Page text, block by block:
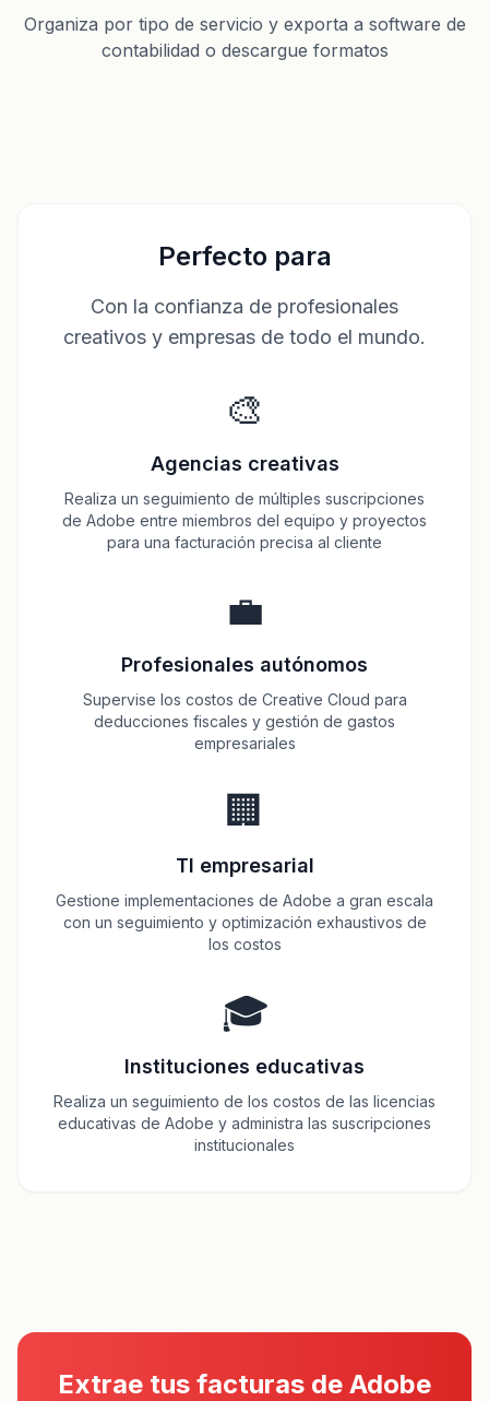
Organiza por tipo de servicio y exporta a software de
contabilidad o descargue formatos
Perfecto para
Con la confianza de profesionales
creativos y empresas de todo el mundo.
🎨
Agencias creativas
Realiza un seguimiento de múltiples suscripciones
de Adobe entre miembros del equipo y proyectos
para una facturación precisa al cliente
💼
Profesionales autónomos
Supervise los costos de Creative Cloud para
deducciones fiscales y gestión de gastos
empresariales
🏢
TI empresarial
Gestione implementaciones de Adobe a gran escala
con un seguimiento y optimización exhaustivos de
los costos
🎓
Instituciones educativas
Realiza un seguimiento de los costos de las licencias
educativas de Adobe y administra las suscripciones
institucionales
Extrae tus facturas de Adobe